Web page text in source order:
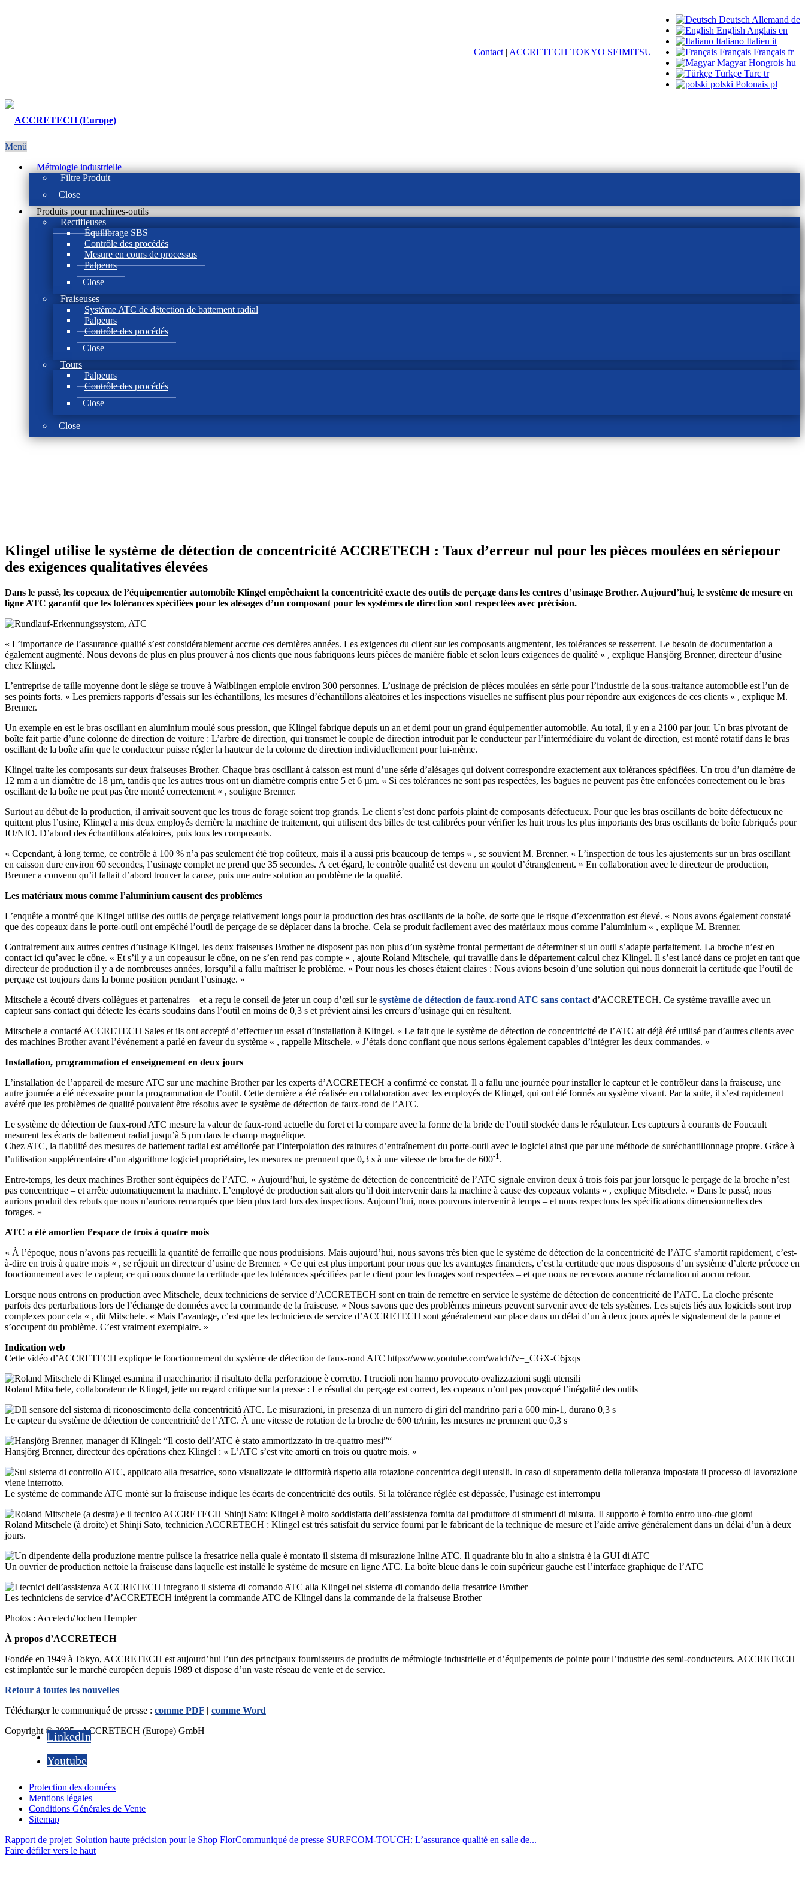
Deutsch Allemand de
English Anglais en
Italiano Italien it
Français Français fr
Magyar Hongrois hu
Türkçe Turc tr
polski Polonais pl
Contact | ACCRETECH TOKYO SEIMITSU
Menü
Métrologie industrielle
Filtre Produit
Close
Produits pour machines-outils
Rectifieuses
Équilibrage SBS
Contrôle des procédés
Mesure en cours de processus
Palpeurs
Close
Fraiseuses
Système ATC de détection de battement radial
Palpeurs
Contrôle des procédés
Close
Tours
Palpeurs
Contrôle des procédés
Close
Close
Klingel utilise le système de détection de concentricité ACCRETECH : Taux d’erreur nul pour les pièces moulées en sériepour
des exigences qualitatives élevées
Dans le passé, les copeaux de l’équipementier automobile Klingel empêchaient la concentricité exacte des outils de perçage dans les centres d’usinage Brother. Aujourd’hui, le système de mesure en
ligne ATC garantit que les tolérances spécifiées pour les alésages d’un composant pour les systèmes de direction sont respectées avec précision.
« L’importance de l’assurance qualité s’est considérablement accrue ces dernières années. Les exigences du client sur les composants augmentent, les tolérances se resserrent. Le besoin de documentation a
également augmenté. Nous devons de plus en plus prouver à nos clients que nous fabriquons leurs pièces de manière fiable et selon leurs exigences de qualité « , explique Hansjörg Brenner, directeur d’usine
chez Klingel.
L’entreprise de taille moyenne dont le siège se trouve à Waiblingen emploie environ 300 personnes. L’usinage de précision de pièces moulées en série pour l’industrie de la sous-traitance automobile est l’un de
ses points forts. « Les premiers rapports d’essais sur les échantillons, les mesures d’échantillons aléatoires et les inspections visuelles ne suffisent plus pour répondre aux exigences de ces clients « , explique M.
Brenner.
Un exemple en est le bras oscillant en aluminium moulé sous pression, que Klingel fabrique depuis un an et demi pour un grand équipementier automobile. Au total, il y en a 2100 par jour. Un bras pivotant de
boîte fait partie d’une colonne de direction de voiture : L’arbre de direction, qui transmet le couple de direction introduit par le conducteur par l’intermédiaire du volant de direction, est monté rotatif dans le bras
oscillant de la boîte afin que le conducteur puisse régler la hauteur de la colonne de direction individuellement pour lui-même.
Klingel traite les composants sur deux fraiseuses Brother. Chaque bras oscillant à caisson est muni d’une série d’alésages qui doivent correspondre exactement aux tolérances spécifiées. Un trou d’un diamètre de
12 mm a un diamètre de 18 µm, tandis que les autres trous ont un diamètre compris entre 5 et 6 µm. « Si ces tolérances ne sont pas respectées, les bagues ne peuvent pas être enfoncées correctement ou le bras
oscillant de la boîte ne peut pas être monté correctement « , souligne Brenner.
Surtout au début de la production, il arrivait souvent que les trous de forage soient trop grands. Le client s’est donc parfois plaint de composants défectueux. Pour que les bras oscillants de boîte défectueux ne
quittent plus l’usine, Klingel a mis deux employés derrière la machine de traitement, qui utilisent des billes de test calibrées pour vérifier les huit trous les plus importants des bras oscillants de boîte fabriqués pour
IO/NIO. D’abord des échantillons aléatoires, puis tous les composants.
« Cependant, à long terme, ce contrôle à 100 % n’a pas seulement été trop coûteux, mais il a aussi pris beaucoup de temps « , se souvient M. Brenner. « L’inspection de tous les ajustements sur un bras oscillant
en caisson dure environ 60 secondes, l’usinage complet ne prend que 35 secondes. À cet égard, le contrôle qualité est devenu un goulot d’étranglement. » En collaboration avec le directeur de production,
Brenner a convenu qu’il fallait d’abord trouver la cause, puis une autre solution au problème de la qualité.
Les matériaux mous comme l’aluminium causent des problèmes
L’enquête a montré que Klingel utilise des outils de perçage relativement longs pour la production des bras oscillants de la boîte, de sorte que le risque d’excentration est élevé. « Nous avons également constaté
que des copeaux dans le porte-outil ont empêché l’outil de perçage de se déplacer dans la broche. Cela se produit facilement avec des matériaux mous comme l’aluminium « , explique M. Brenner.
Contrairement aux autres centres d’usinage Klingel, les deux fraiseuses Brother ne disposent pas non plus d’un système frontal permettant de déterminer si un outil s’adapte parfaitement. La broche n’est en
contact ici qu’avec le cône. « Et s’il y a un copeausur le cône, on ne s’en rend pas compte « , ajoute Roland Mitschele, qui travaille dans le département calcul chez Klingel. Il s’est lancé dans ce projet en tant que
directeur de production il y a de nombreuses années, lorsqu’il a fallu maîtriser le problème. « Pour nous les choses étaient claires : Nous avions besoin d’une solution qui nous donnerait la certitude que l’outil de
perçage est toujours dans la bonne position pendant l’usinage. »
Mitschele a écouté divers collègues et partenaires – et a reçu le conseil de jeter un coup d’œil sur le système de détection de faux-rond ATC sans contact d’ACCRETECH. Ce système travaille avec un
capteur sans contact qui détecte les écarts soudains dans l’outil en moins de 0,3 s et prévient ainsi les erreurs d’usinage qui en résultent.
Mitschele a contacté ACCRETECH Sales et ils ont accepté d’effectuer un essai d’installation à Klingel. « Le fait que le système de détection de concentricité de l’ATC ait déjà été utilisé par d’autres clients avec
des machines Brother avant l’événement a parlé en faveur du système « , rappelle Mitschele. « J’étais donc confiant que nous serions également capables d’intégrer les deux commandes. »
Installation, programmation et enseignement en deux jours
L’installation de l’appareil de mesure ATC sur une machine Brother par les experts d’ACCRETECH a confirmé ce constat. Il a fallu une journée pour installer le capteur et le contrôleur dans la fraiseuse, une
autre journée a été nécessaire pour la programmation de l’outil. Cette dernière a été réalisée en collaboration avec les employés de Klingel, qui ont été formés au système vivant. Par la suite, il s’est rapidement
avéré que les problèmes de qualité pouvaient être résolus avec le système de détection de faux-rond de l’ATC.
Le système de détection de faux-rond ATC mesure la valeur de faux-rond actuelle du foret et la compare avec la forme de la bride de l’outil stockée dans le régulateur. Les capteurs à courants de Foucault
mesurent les écarts de battement radial jusqu’à 5 μm dans le champ magnétique.
Chez ATC, la fiabilité des mesures de battement radial est améliorée par l’interpolation des rainures d’entraînement du porte-outil avec le logiciel ainsi que par une méthode de suréchantillonnage propre. Grâce à
l’utilisation supplémentaire d’un algorithme logiciel propriétaire, les mesures ne prennent que 0,3 s à une vitesse de broche de 600-1 .
Entre-temps, les deux machines Brother sont équipées de l’ATC. « Aujourd’hui, le système de détection de concentricité de l’ATC signale environ deux à trois fois par jour lorsque le perçage de la broche n’est
pas concentrique – et arrête automatiquement la machine. L’employé de production sait alors qu’il doit intervenir dans la machine à cause des copeaux volants « , explique Mitschele. « Dans le passé, nous
aurions produit des rebuts que nous n’aurions remarqués que bien plus tard lors des inspections. Aujourd’hui, nous pouvons intervenir à temps – et nous respectons les spécifications dimensionnelles des
forages. »
ATC a été amortien l’espace de trois à quatre mois
« À l’époque, nous n’avons pas recueilli la quantité de ferraille que nous produisions. Mais aujourd’hui, nous savons très bien que le système de détection de la concentricité de l’ATC s’amortit rapidement, c’est-
à-dire en trois à quatre mois « , se réjouit un directeur d’usine de Brenner. « Ce qui est plus important pour nous que les avantages financiers, c’est la certitude que nous disposons d’un système d’alerte précoce en
fonctionnement avec le capteur, ce qui nous donne la certitude que les tolérances spécifiées par le client pour les forages sont respectées – et que nous ne recevons aucune réclamation ni aucun retour.
Lorsque nous entrons en production avec Mitschele, deux techniciens de service d’ACCRETECH sont en train de remettre en service le système de détection de concentricité de l’ATC. La cloche présente
parfois des perturbations lors de l’échange de données avec la commande de la fraiseuse. « Nous savons que des problèmes mineurs peuvent survenir avec de tels systèmes. Les sujets liés aux logiciels sont trop
complexes pour cela « , dit Mitschele. « Mais l’avantage, c’est que les techniciens de service d’ACCRETECH sont généralement sur place dans un délai d’un à deux jours après le signalement de la panne et
s’occupent du problème. C’est vraiment exemplaire. »
Indication web
Cette vidéo d’ACCRETECH explique le fonctionnement du système de détection de faux-rond ATC https://www.youtube.com/watch?v=_CGX-C6jxqs
Roland Mitschele, collaborateur de Klingel, jette un regard critique sur la presse : Le résultat du perçage est correct, les copeaux n’ont pas provoqué l’inégalité des outils
Le capteur du système de détection de concentricité de l’ATC. À une vitesse de rotation de la broche de 600 tr/min, les mesures ne prennent que 0,3 s
Hansjörg Brenner, directeur des opérations chez Klingel : « L’ATC s’est vite amorti en trois ou quatre mois. »
Le système de commande ATC monté sur la fraiseuse indique les écarts de concentricité des outils. Si la tolérance réglée est dépassée, l’usinage est interrompu
Roland Mitschele (à droite) et Shinji Sato, technicien ACCRETECH : Klingel est très satisfait du service fourni par le fabricant de la technique de mesure et l’aide arrive généralement dans un délai d’un à deux
jours.
Un ouvrier de production nettoie la fraiseuse dans laquelle est installé le système de mesure en ligne ATC. La boîte bleue dans le coin supérieur gauche est l’interface graphique de l’ATC
Les techniciens de service d’ACCRETECH intègrent la commande ATC de Klingel dans la commande de la fraiseuse Brother
Photos : Accetech/Jochen Hempler
À propos d’ACCRETECH
Fondée en 1949 à Tokyo, ACCRETECH est aujourd’hui l’un des principaux fournisseurs de produits de métrologie industrielle et d’équipements de pointe pour l’industrie des semi-conducteurs. ACCRETECH
est implantée sur le marché européen depuis 1989 et dispose d’un vaste réseau de vente et de service.
Retour à toutes les nouvelles
Télécharger le communiqué de presse : comme PDF | comme Word
Copyright © 2025 - ACCRETECH (Europe) GmbH
LinkedIn
Youtube
Protection des données
Mentions légales
Conditions Générales de Vente
Sitemap
Rapport de projet: Solution haute précision pour le Shop FlorCommuniqué de presse SURFCOM-TOUCH: L’assurance qualité en salle de...
Faire défiler vers le haut